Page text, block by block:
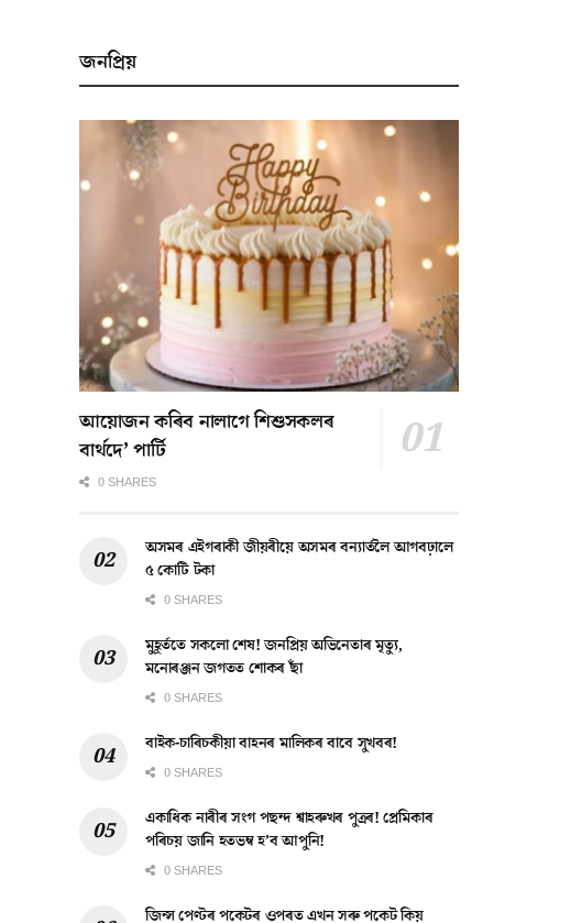
জনপ্ৰিয়
আয়োজন কৰিব নালাগে শিশুসকলৰ
বাৰ্থদে’ পাৰ্টি
0 SHARES
অসমৰ এইগৰাকী জীয়ৰীয়ে অসমৰ বন্যাৰ্তলৈ আগবঢ়ালে
৫ কোটি টকা
0 SHARES
মুহূৰ্ততে সকলো শেষ! জনপ্ৰিয় অভিনেতাৰ মৃত্যু,
মনোৰঞ্জন জগতত শোকৰ ছাঁ
0 SHARES
বাইক-চাৰিচকীয়া বাহনৰ মালিকৰ বাবে সুখবৰ!
0 SHARES
একাধিক নাৰীৰ সংগ পছন্দ শ্বাহৰুখৰ পুত্ৰৰ! প্ৰেমিকাৰ
পৰিচয় জানি হতভম্ব হ’ব আপুনি!
0 SHARES
জিন্স পেণ্টৰ পকেটৰ ওপৰত এখন সৰু পকেট কিয়